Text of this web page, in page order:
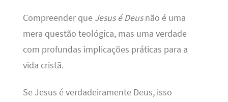
Compreender que Jesus é Deusnão é uma
mera questão teológica, mas uma verdade
com profundas implicações práticas para a
vida cristã.
Se Jesus é verdadeiramente Deus, isso